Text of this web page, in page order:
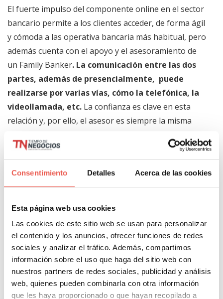
Consentimiento Detalles Acerca de las cookies
Esta página web usa cookies
Las cookies de este sitio web se usan para personalizar
el contenido y los anuncios, ofrecer funciones de redes
sociales y analizar el tráfico. Además, compartimos
información sobre el uso que haga del sitio web con
nuestros partners de redes sociales, publicidad y análisis
web, quienes pueden combinarla con otra información
que les haya proporcionado o que hayan recopilado a
El fuerte impulso del componente online en el sector
bancario permite a los clientes acceder, de forma ágil
y cómoda a las operativa bancaria más habitual, pero
además cuenta con el apoyo y el asesoramiento de
un Family Banker. La comunicación entre las dos
partes, además de presencialmente, puede
realizarse por varias vías, cómo la telefónica, la
videollamada, etc. La confianza es clave en esta
relación y, por ello, el asesor es siempre la misma
pormenorizado de las necesidades del cliente.. Las
compañías que se han especializado en este servicio
han ampliado sus profesionales de forma
considerable durante el último año, como
consecuencia de la alta demanda.
El perfil del asesor
financiero
Uno de los puntos a favor de esta profesión es que